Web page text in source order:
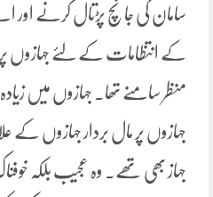
سامان کی جانچ پڑتال کرنے اور
کے انتظامات کے لئے جہازوں
منظر سامنے تھا۔ جہازوں میں
جہازوں پر مال بردار جہازوں کے
جہاز بھی تھے۔ وہ عجیب بلکہ